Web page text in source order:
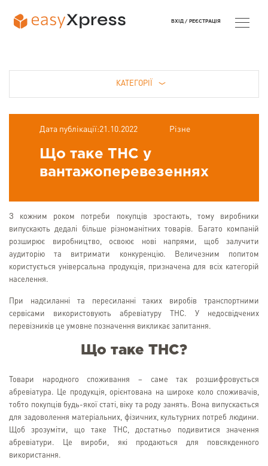
КАТЕГОРІЇ
Дата публікації:21.10.2022 Різне
Що таке ТНС у
вантажоперевезеннях
З кожним роком потреби покупців зростають, тому виробники
випускають дедалі більше різноманітних товарів. Багато компаній
розширює виробництво, освоює нові напрями, щоб залучити
аудиторію та витримати конкуренцію. Величезним попитом
користується універсальна продукція, призначена для всіх категорій
населення.
При надсиланні та пересиланні таких виробів транспортними
сервісами використовують абревіатуру ТНС. У недосвідчених
перевізників це умовне позначення викликає запитання.
Що таке ТНС?
Товари народного споживання – саме так розшифровується
абревіатура. Це продукція, орієнтована на широке коло споживачів,
тобто покупців будь-якої статі, віку та роду занять. Вона випускається
для задоволення матеріальних, фізичних, культурних потреб людини.
Щоб зрозуміти, що таке ТНС, достатньо подивитися значення
абревіатури. Це вироби, які продаються для повсякденного
використання.
ВХІД / РЕЄСТРАЦІЯ